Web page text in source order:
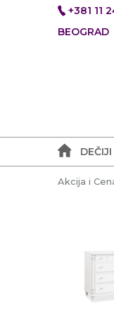
+381 11
BEOGRAD
Akcija i